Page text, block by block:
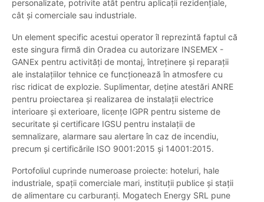
personalizate, potrivite atât pentru aplicații rezidențiale,
cât și comerciale sau industriale.
Un element specific acestui operator îl reprezintă faptul că
este singura firmă din Oradea cu autorizare INSEMEX -
GANEx pentru activități de montaj, întreținere și reparații
ale instalațiilor tehnice ce funcționează în atmosfere cu
risc ridicat de explozie. Suplimentar, deține atestări ANRE
pentru proiectarea și realizarea de instalații electrice
interioare și exterioare, licențe IGPR pentru sisteme de
securitate și certificare IGSU pentru instalații de
semnalizare, alarmare sau alertare în caz de incendiu,
precum și certificările ISO 9001:2015 și 14001:2015.
Portofoliul cuprinde numeroase proiecte: hoteluri, hale
industriale, spații comerciale mari, instituții publice și stații
de alimentare cu carburanți. Mogatech Energy SRL pune